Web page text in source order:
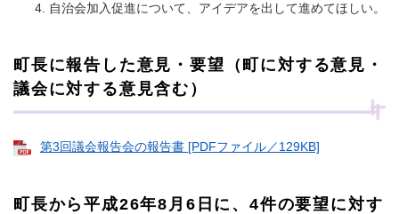
自治会加入促進について、アイデアを出して進めてほしい。
町長に報告した意見・要望（町に対する意見・
議会に対する意見含む）
第3回議会報告会の報告書 [PDFファイル／129KB]
町長から平成26年8月6日に、4件の要望に対す